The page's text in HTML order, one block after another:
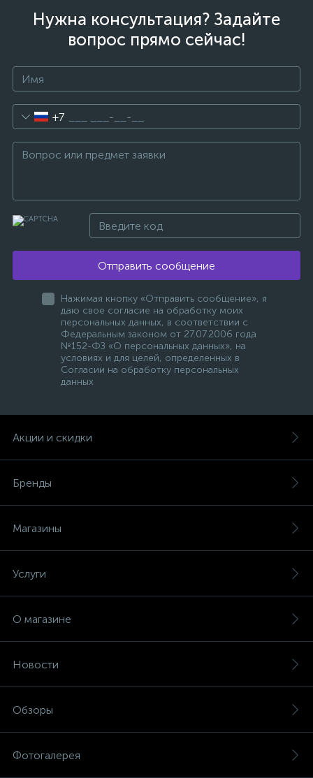
Нужна консультация? Задайте
вопрос прямо сейчас!
+7
Отправить сообщение
Нажимая кнопку «Отправить сообщение», я
даю свое согласие на обработку моих
персональных данных, в соответствии с
Федеральным законом от 27.07.2006 года
№152-ФЗ «О персональных данных», на
условиях и для целей, определенных в
Согласии на обработку персональных
данных
Акции и скидки
Бренды
Магазины
Услуги
О магазине
Новости
Обзоры
Фотогалерея